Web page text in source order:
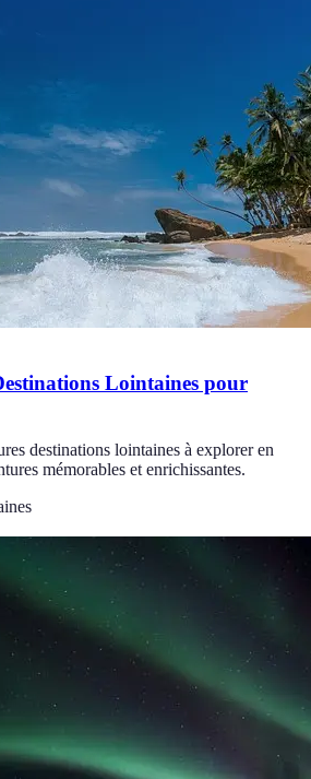
Lointaines pour
destinations lointaines à explorer en
mémorables et enrichissantes.